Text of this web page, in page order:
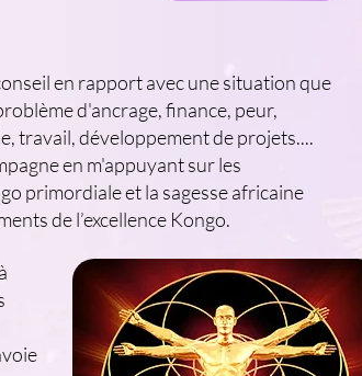
en rapport avec une situation que
d'ancrage, finance, peur,
travail, développement de projets....
en m'appuyant sur les
primordiale et la sagesse africaine
de l’excellence Kongo.